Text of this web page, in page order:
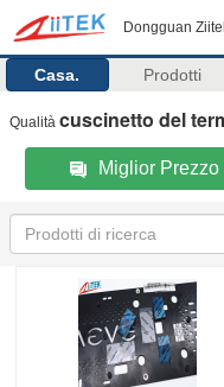
Dongguan
Casa. Prodotti
Qualità cuscinetto del
Miglior Prezzo